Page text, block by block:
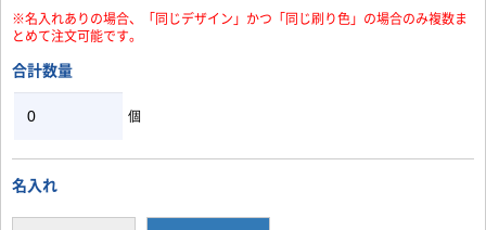
※名入れありの場合、「同じデザイン」かつ「同じ刷り色」の場合のみ複数ま
とめて注文可能です。
合計数量
個
名入れ